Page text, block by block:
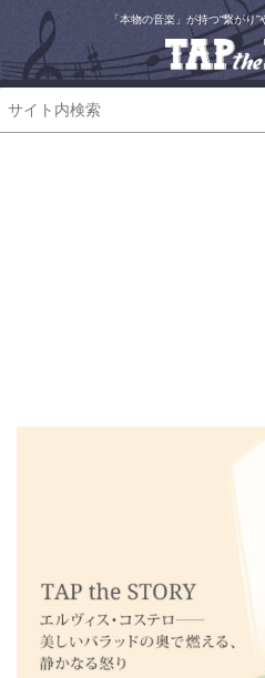
「本物の音楽」が持つ“繋がり